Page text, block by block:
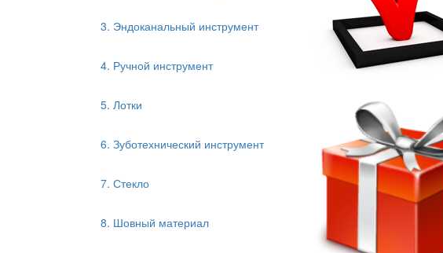
3. Эндоканальный инструмент
4. Ручной инструмент
5. Лотки
6. Зуботехнический инструмент
7. Стекло
8. Шовный материал